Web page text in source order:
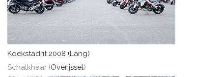
Koekstadrit 2008 (Lang)
Schalkhaar (Overijssel)